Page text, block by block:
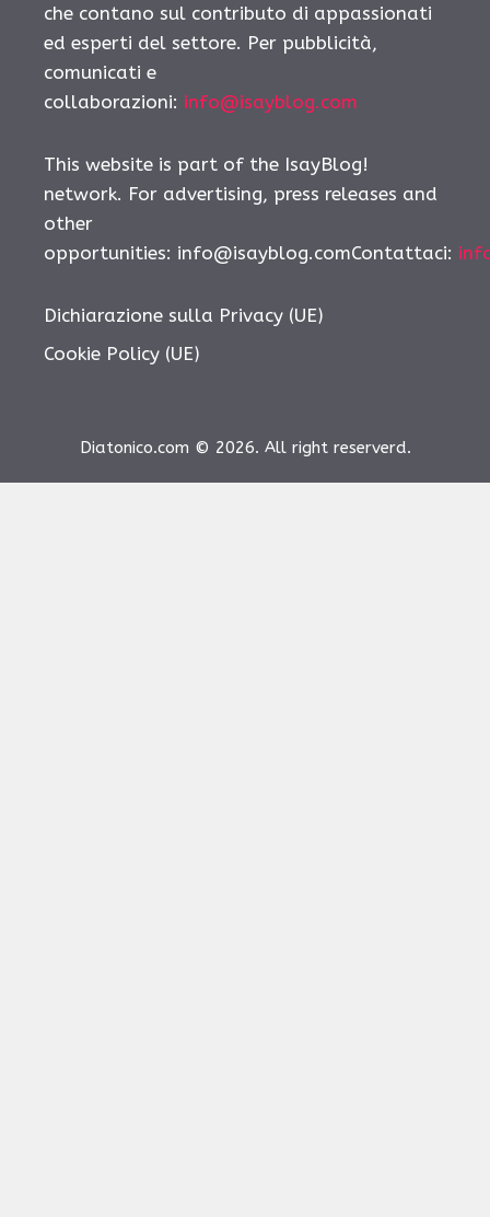
che contano sul contributo di appassionati
ed esperti del settore. Per pubblicità,
comunicati e
collaborazioni: info@isayblog.com
This website is part of the IsayBlog!
network. For advertising, press releases and
other
opportunities: info@isayblog.comContattaci:
Dichiarazione sulla Privacy (UE)
Cookie Policy (UE)
Diatonico.com © 2026. All right reserverd.